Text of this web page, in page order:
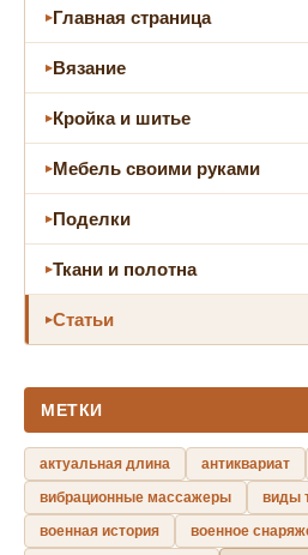
Главная страница
Вязание
Кройка и шитье
Мебель своими руками
Поделки
Ткани и полотна
Статьи
МЕТКИ
актуальная длина антиквариат
вибрационные массажеры
виды
военная история
военное